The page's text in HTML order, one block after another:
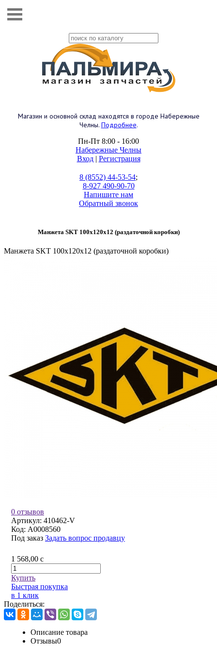
Магазин и основной склад находятся в городе Набережные
Челны. Подробнее.
Пн-Пт 8:00 - 16:00
Набережные Челны
Вход| Регистрация
8 (8552) 44-53-54;
8-927 490-90-70
Напишите нам
Обратный звонок
Манжета SKT 100х120х12 (раздаточной коробки)
Манжета SKT 100х120х12 (раздаточной коробки)
0 отзывов
Артикул: 410462-V
Код: A0008560
Под заказ Задать вопрос продавцу
1 568,00 c
Купить
Быстрая покупка
в 1 клик
Поделиться:
Описание товара
Отзывы0